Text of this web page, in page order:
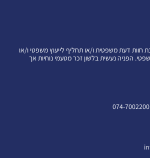
חוות דעת משפטית ו/או תחליף לייעוץ משפטי ו/או
הפניה נעשית בלשון זכר מטעמי נוחיות אך